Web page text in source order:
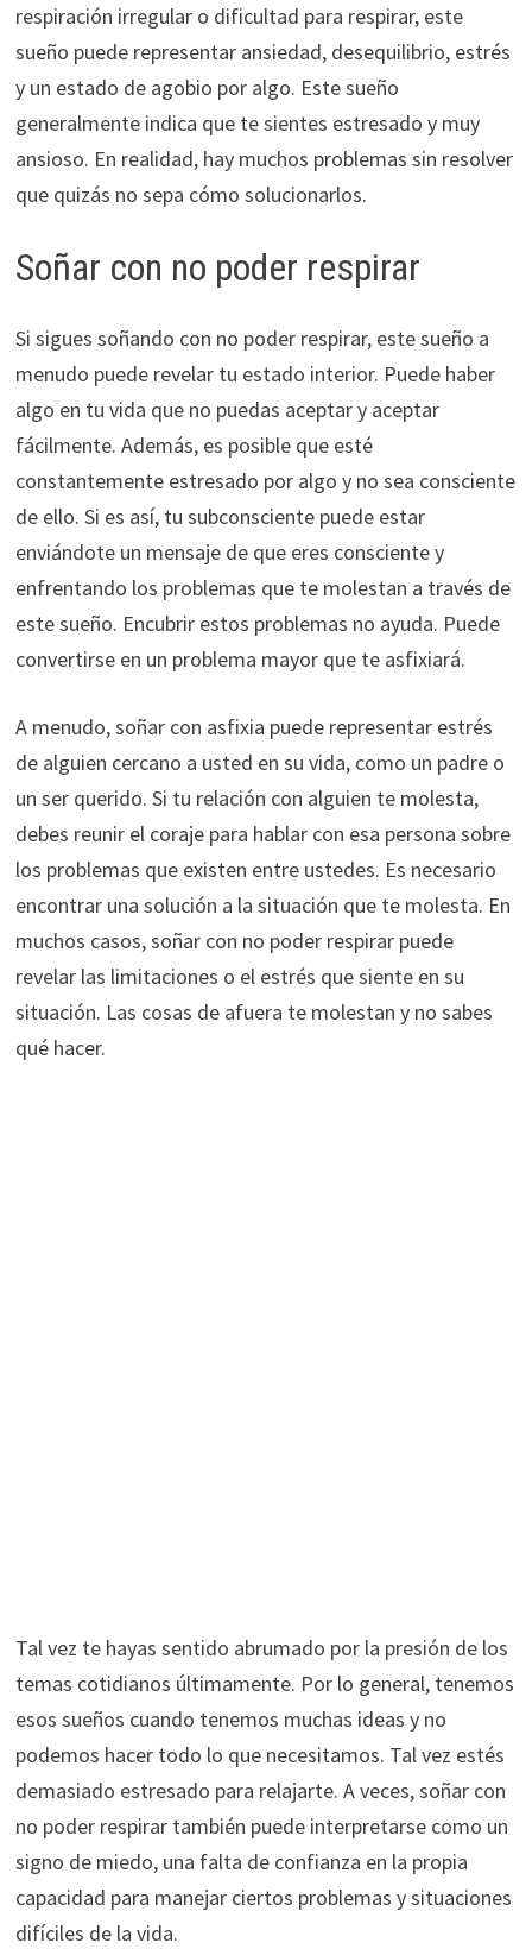
respiración irregular o dificultad para respirar, este
sueño puede representar ansiedad, desequilibrio, estrés
y un estado de agobio por algo. Este sueño
generalmente indica que te sientes estresado y muy
ansioso. En realidad, hay muchos problemas sin resolver
que quizás no sepa cómo solucionarlos.
Soñar con no poder respirar
Si sigues soñando con no poder respirar, este sueño a
menudo puede revelar tu estado interior. Puede haber
algo en tu vida que no puedas aceptar y aceptar
fácilmente. Además, es posible que esté
constantemente estresado por algo y no sea consciente
de ello. Si es así, tu subconsciente puede estar
enviándote un mensaje de que eres consciente y
enfrentando los problemas que te molestan a través de
este sueño. Encubrir estos problemas no ayuda. Puede
convertirse en un problema mayor que te asfixiará.
A menudo, soñar con asfixia puede representar estrés
de alguien cercano a usted en su vida, como un padre o
un ser querido. Si tu relación con alguien te molesta,
debes reunir el coraje para hablar con esa persona sobre
los problemas que existen entre ustedes. Es necesario
encontrar una solución a la situación que te molesta. En
muchos casos, soñar con no poder respirar puede
revelar las limitaciones o el estrés que siente en su
situación. Las cosas de afuera te molestan y no sabes
qué hacer.
Tal vez te hayas sentido abrumado por la presión de los
temas cotidianos últimamente. Por lo general, tenemos
esos sueños cuando tenemos muchas ideas y no
podemos hacer todo lo que necesitamos. Tal vez estés
demasiado estresado para relajarte. A veces, soñar con
no poder respirar también puede interpretarse como un
signo de miedo, una falta de confianza en la propia
capacidad para manejar ciertos problemas y situaciones
difíciles de la vida.